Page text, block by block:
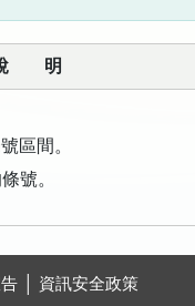
明
區間。
號。
資訊安全政策